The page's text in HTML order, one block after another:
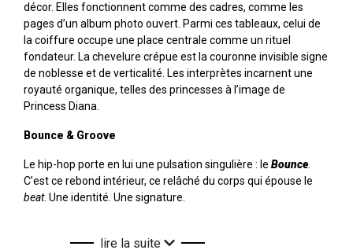
décor. Elles fonctionnent comme des cadres, comme les
pages d’un album photo ouvert. Parmi ces tableaux, celui de
la coiffure occupe une place centrale comme un rituel
fondateur. La chevelure crépue est la couronne invisible signe
de noblesse et de verticalité. Les interprètes incarnent une
royauté organique, telles des princesses à l’image de
Princess Diana.
Bounce & Groove
Le hip-hop porte en lui une pulsation singulière : le Bounce.
C’est ce rebond intérieur, ce relâché du corps qui épouse le
beat. Une identité. Une signature.
lire la suite